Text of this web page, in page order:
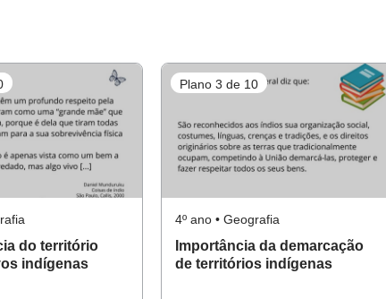
do território
indígenas
Plano 3 de 10
4º ano • Geografia
Importância da demarcação
de territórios indígenas